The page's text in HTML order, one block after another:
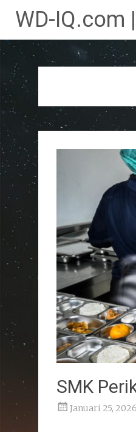
Lompat
konten
WD-IQ.com
SMK
Januari 25, 2026